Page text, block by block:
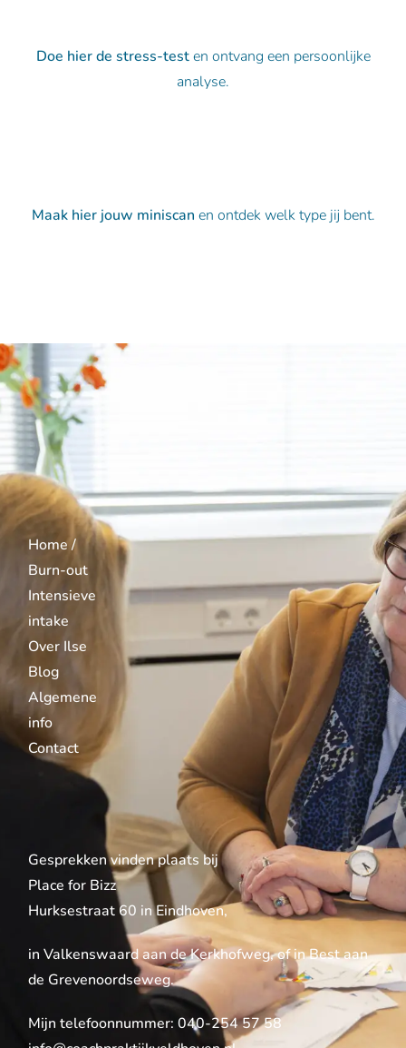
Doe hier de stress-testen ontvang een persoonlijke
analyse.
Maak hier jouw miniscan en ontdek welk type jij bent.
Home /
Burn-out
Intensieve
intake
Over Ilse
Blog
Algemene
info
Contact
Gesprekken vinden plaats bij
Place for Bizz
Hurksestraat 60 in Eindhoven,
in Valkenswaard aan de Kerkhofweg, of inBestaan
de Grevenoordseweg.
Mijn telefoonnummer: 040-254 57 58